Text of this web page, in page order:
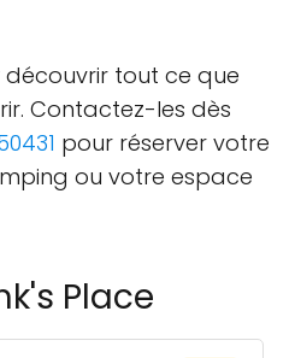
tout ce que
Contactez-les dès
pour réserver votre
ou votre espace
Place